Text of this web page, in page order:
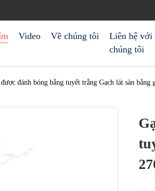
Video Về chúng tôi
Liên hệ với
chúng tôi
đánh bóng bằng tuyết trắng Gạch lát sàn bằng